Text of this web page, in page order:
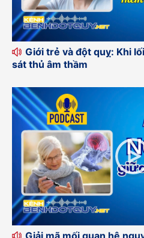
Giới trẻ và đột quỵ: Khi
sát thủ âm thầm
Giải mã mối quan hệ